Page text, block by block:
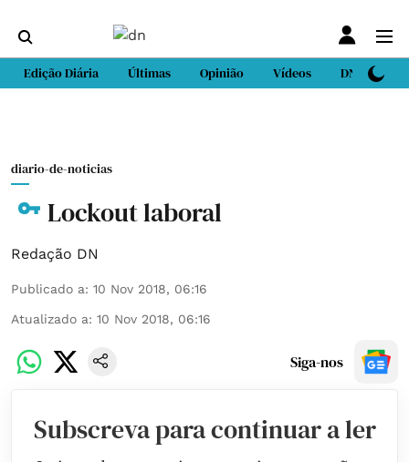
Edição Diária Últimas Opinião Vídeos DN Sport
diario-de-noticias
Lockout laboral
Redação DN
Publicado a: 10 Nov 2018, 06:16
Atualizado a: 10 Nov 2018, 06:16
Siga-nos
Subscreva para continuar a ler